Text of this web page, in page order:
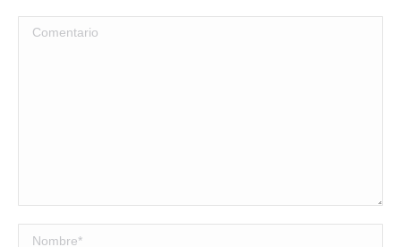
Comentario
Nombre *